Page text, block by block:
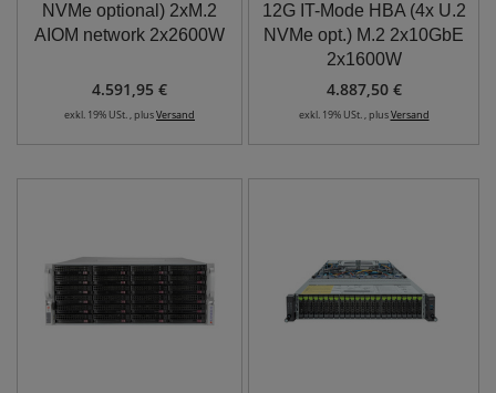
NVMe optional) 2xM.2
AIOM network 2x2600W
4.591,95 €
exkl. 19% USt. , plusVersand
12G IT-Mode HBA (4x U.2
NVMe opt.) M.2 2x10GbE
2x1600W
4.887,50 €
exkl. 19% USt. , plusVersand